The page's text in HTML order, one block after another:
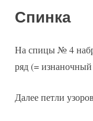
Спинка
На спицы № 4
ряд (=
Далее петли